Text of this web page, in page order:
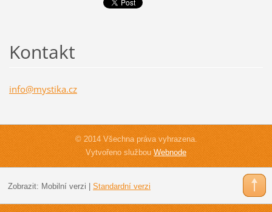
Kontakt
info@mystika.cz
© 2014 Všechna práva vyhrazena.
Vytvořeno službouWebnode
Zobrazit: Mobilní verzi | Standardní verzi